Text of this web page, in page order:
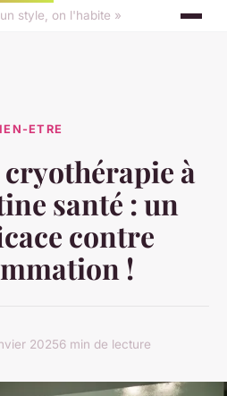
style, on l'habite »
ETRE
à
santé : un
contre
!
20256 min de lecture